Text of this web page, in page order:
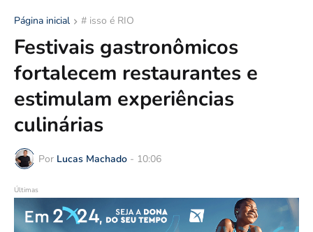
Página inicial # isso é RIO
Festivais gastronômicos
fortalecem restaurantes e
estimulam experiências
culinárias
Por Lucas Machado - 10:06
Últimas